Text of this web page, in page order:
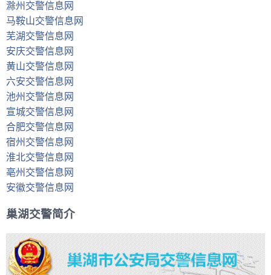
滁州交警信息网
马鞍山交警信息网
芜湖交警信息网
安庆交警信息网
黄山交警信息网
六安交警信息网
池州交警信息网
宣城交警信息网
合肥交警信息网
宿州交警信息网
淮北交警信息网
亳州交警信息网
安徽交警信息网
巢湖交警简介